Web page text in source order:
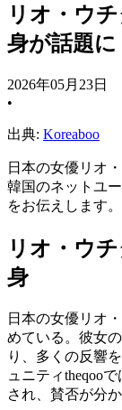
リオ・ウ
身が話題に
2026年05月23日
•
出典: Koreaboo
日本の女優リオ
韓国のネットユ
をお伝えします。
リオ・ウ
身
日本の女優リオ
めている。彼女
り、多くの反響
ュニティtheqoo
され、賛否が分か